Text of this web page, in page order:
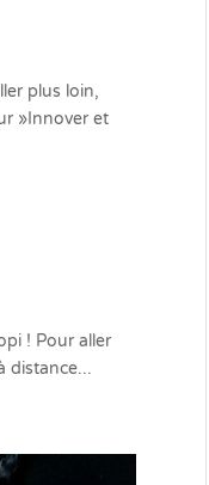
plus loin,
»Innover et
! Pour aller
distance...